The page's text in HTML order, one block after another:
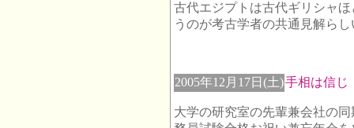
古代エジプトは古代ギリシャ
うのが考古学者の共通見解ら
2005年12月17日(土)手相は信
大学の研究室の先輩兼会社の